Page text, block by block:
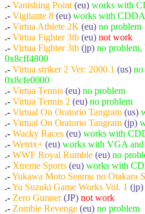
.- Vanishing Point (eu) works with
.- Vigilante 8 (eu) works with
.- Virtua Athlete 2K (eu) no problem
.- Virtua Fighter 3tb (eu) not work
.- Virtua Fighter 3tb (jp) no
0x8cff4800
.- Virtua striker 2 Ver: 2000.1 (us)
0x8cfe0000
.- Virtua Tennis (eu) no problem
.- Virtua Tennis 2 (eu) no problem
.- Virtual On Oratorio Tangram (us)
.- Virtual On Oratorio Tangram (jp)
.- Wacky Races (eu) works with
.- Wetrix+ (eu) works with VGA
.- WWF Royal Rumble (eu) no
.- Xtreme Sports (eu) works with
.-Yukawa Moto Senmu no Otakara
.-Yu Suzuki Game Works Vol. 1 (jp)
.- Zero Gunner (JP) not work
.- Zombie Revenge (eu) no problem